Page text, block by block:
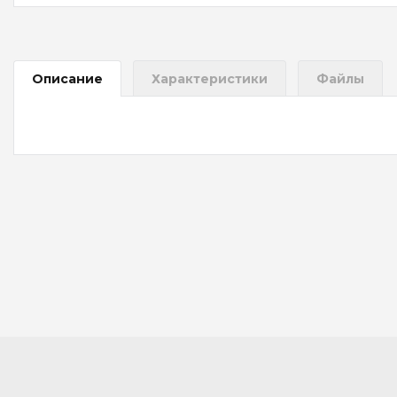
Описание Характеристики Файлы